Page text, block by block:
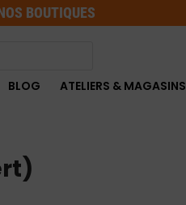
BOUTIQUES
BLOG ATELIERS & MAGASINS